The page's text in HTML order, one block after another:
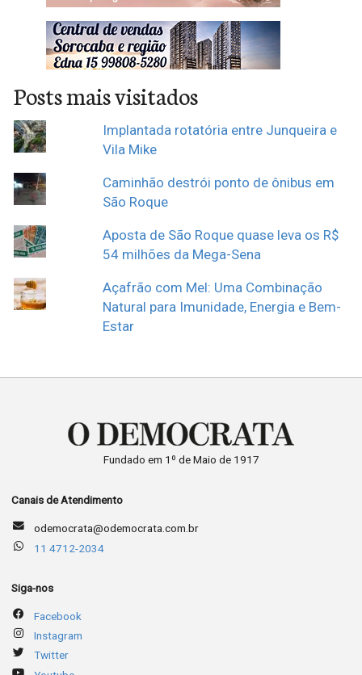
Posts mais visitados
Implantada rotatória entre Junqueira e
Vila Mike
Caminhão destrói ponto de ônibus em
São Roque
Aposta de São Roque quase leva os R$
54 milhões da Mega-Sena
Açafrão com Mel: Uma Combinação
Natural para Imunidade, Energia e Bem-
Estar
Fundado em 1º de Maio de 1917
Canais de Atendimento
odemocrata@odemocrata.com.br
11 4712-2034
Siga-nos
Facebook
Instagram
Twitter